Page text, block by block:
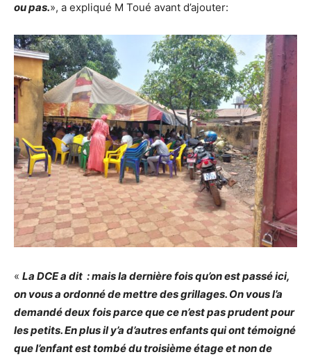
ou pas.», a expliqué M Toué avant d’ajouter:
« La DCE a dit : mais la dernière fois qu’on est passé ici,
on vous a ordonné de mettre des grillages. On vous l’a
demandé deux fois parce que ce n’est pas prudent pour
les petits. En plus il y’a d’autres enfants qui ont témoigné
que l’enfant est tombé du troisième étage et non de